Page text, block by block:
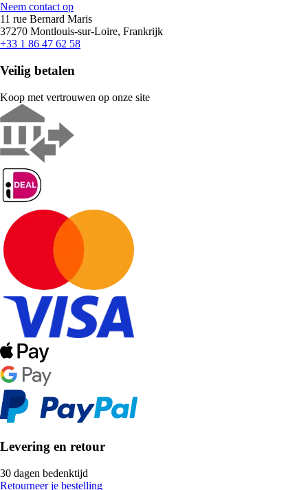
Neem contact op
11 rue Bernard Maris
37270 Montlouis-sur-Loire, Frankrijk
+33 1 86 47 62 58
Veilig betalen
Koop met vertrouwen op onze site
Levering en retour
30 dagen bedenktijd
Retourneer je bestelling